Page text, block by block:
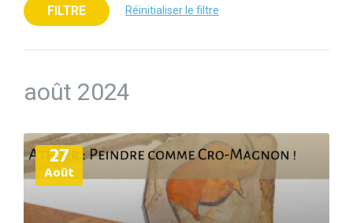
FILTRE Réinitialiser le filtre
août 2024
27
Août
Plus
d'informations